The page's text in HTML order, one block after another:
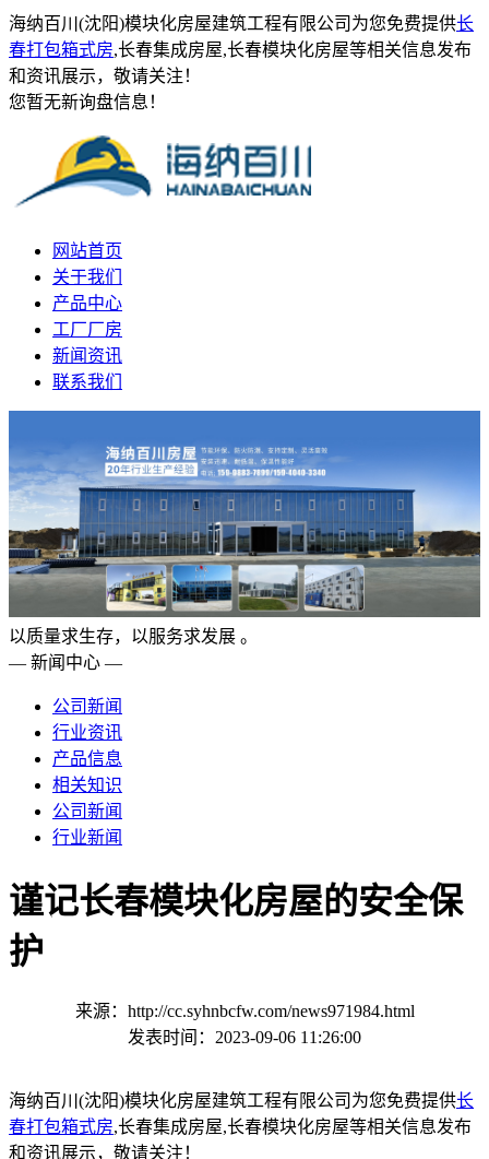
海纳百川(沈阳)模块化房屋建筑工程有限公司为您免费提供长
春打包箱式房,长春集成房屋,长春模块化房屋等相关信息发布
和资讯展示，敬请关注！
您暂无新询盘信息！
网站首页
关于我们
产品中心
工厂厂房
新闻资讯
联系我们
以质量求生存，以服务求发展 。
— 新闻中心 —
公司新闻
行业资讯
产品信息
相关知识
公司新闻
行业新闻
谨记长春模块化房屋的安全保
护
来源：http://cc.syhnbcfw.com/news971984.html
发表时间：2023-09-06 11:26:00
海纳百川(沈阳)模块化房屋建筑工程有限公司为您免费提供长
春打包箱式房,长春集成房屋,长春模块化房屋等相关信息发布
和资讯展示，敬请关注！